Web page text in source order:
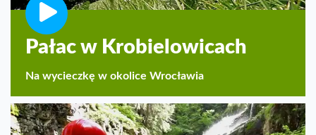
Pałac w Krobielowicach
Na wycieczkę w okolice Wrocławia